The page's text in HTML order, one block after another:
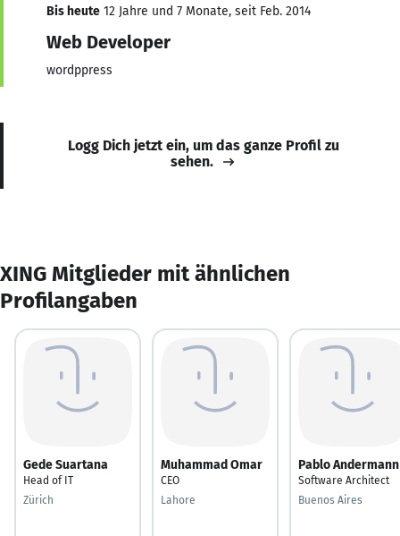
Bis heute 12 Jahre und 7 Monate, seit Feb. 2014
Web Developer
wordppress
Logg Dich jetzt ein, um das ganze Profil zu
sehen.
XING Mitglieder mit ähnlichen
Profilangaben
Gede Suartana
Head of IT
Zürich
Muhammad Omar
CEO
Lahore
Pablo Andermann
Software Architect
Buenos Aires